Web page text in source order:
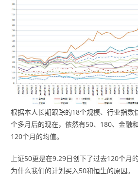
根据本人长期跟踪的18个规模、行业指数
个多月后的现在，依然有50、180、金融
120个月的均值。
上证50更是在9.29日创下了过去120个月
为什么我们的计划买入50和恒生的原因。